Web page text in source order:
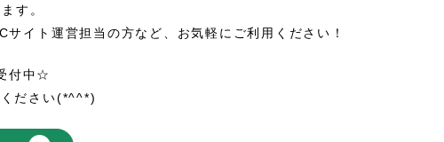
す。
イト運営担当の方など、お気軽にご利用ください！
付中☆
ださい(*^^*)